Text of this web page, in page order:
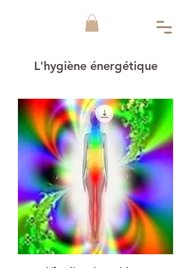
L'hygiène énergétique